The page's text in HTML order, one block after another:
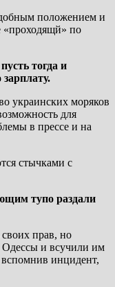
положением и
«проходящй» по
тогда и
украинских моряков
для
в прессе и на
стычками с
тупо раздали
прав, но
Одессы и всучили им
инцидент,